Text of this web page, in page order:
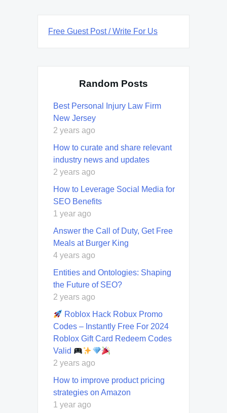
Free Guest Post / Write For Us
Random Posts
Best Personal Injury Law Firm
New Jersey
2 years ago
How to curate and share relevant
industry news and updates
2 years ago
How to Leverage Social Media for
SEO Benefits
1 year ago
Answer the Call of Duty, Get Free
Meals at Burger King
4 years ago
Entities and Ontologies: Shaping
the Future of SEO?
2 years ago
Roblox Hack Robux Promo
Codes – Instantly Free For 2024
Roblox Gift Card Redeem Codes
Valid
2 years ago
How to improve product pricing
strategies on Amazon
1 year ago